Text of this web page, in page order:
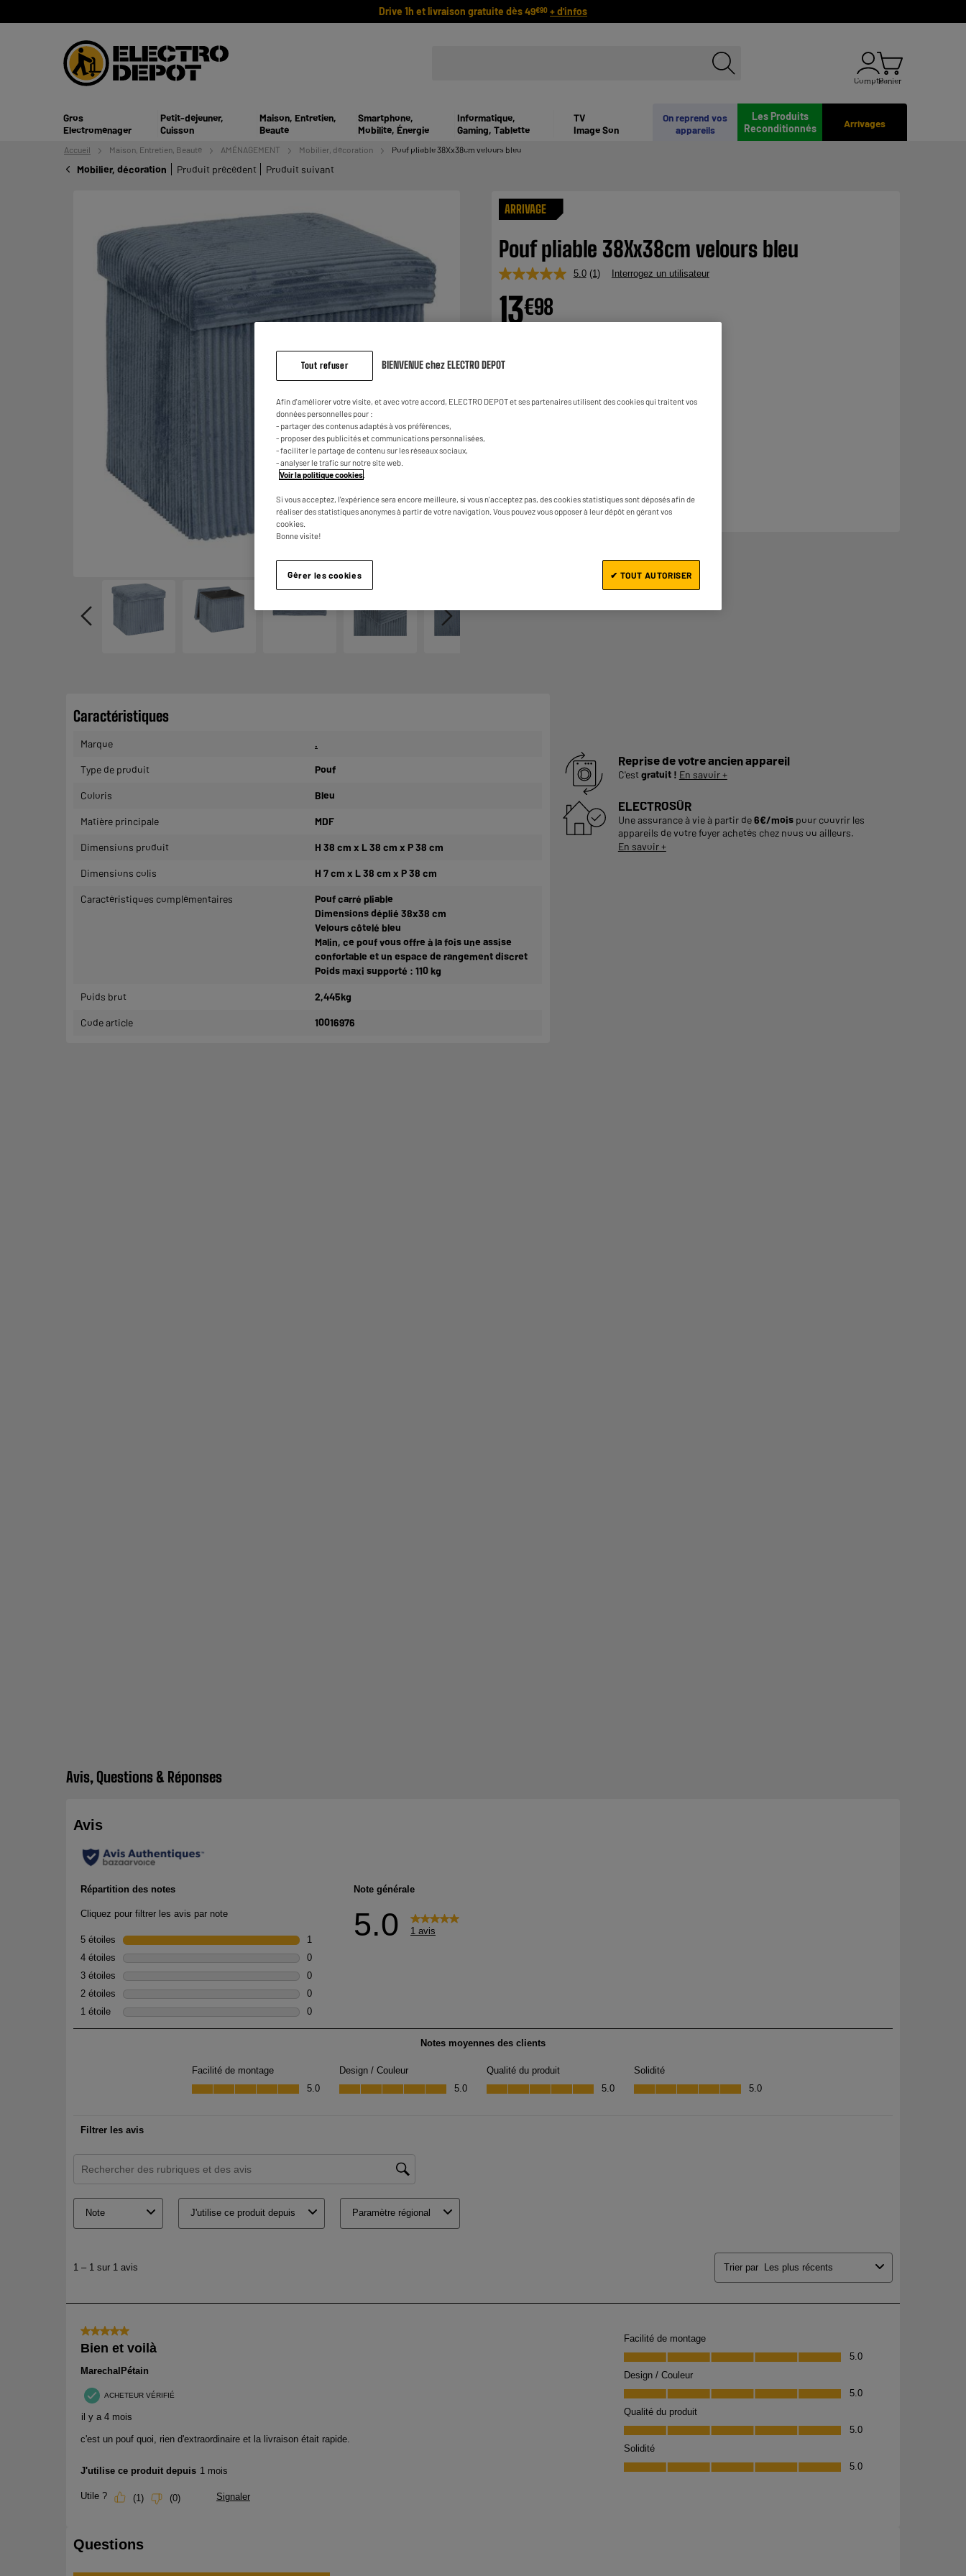
Drive 1h et livraison gratuite dès 49€90 + d'infos
ComptePanier
Arrivages
Les Produits
Reconditionnés
On reprend vos
appareils
Gros
Electroménager
Petit-déjeuner,
Cuisson
Maison, Entretien,
Beauté
Smartphone,
Mobilité, Énergie
Informatique,
Gaming, Tablette
TV
Image Son
Accueil Maison, Entretien, Beauté AMÉNAGEMENT Mobilier, décoration Pouf pliable 38Xx38cm velours bleu
Mobilier, décoration Produit précédent Produit suivant
ARRIVAGE
Pouf pliable 38Xx38cm velours bleu
5.0 Lire
sur
(1) Interrogez un utilisateur
13€98
Reprise de votre ancien appareil
C'estgratuit ! En savoir +
ELECTROSÛR
Une assurance à vie à partir de6€/moispour couvrir les
appareils de votre foyer achetés chez nous ou ailleurs.
En savoir +
Caractéristiques
Marque .
Type de produit Pouf
Coloris Bleu
Matière principale MDF
Dimensions produit H 38 cm x L 38 cm x P 38 cm
Dimensions colis H 7 cm x L 38 cm x P 38 cm
Caractéristiques complémentaires
Pouf carré pliable
Dimensions déplié 38x38 cm
Velours côtelé bleu
Malin, ce pouf vous offre à la fois une assise
confortable et un espace de rangement discret
Poids maxi supporté : 110 kg
Poids brut 2,445kg
Code article 10016976
Avis, Questions & Réponses
Tout refuser BIENVENUE chez ELECTRO DEPOT
Afin d'améliorer votre visite, et avec votre accord, ELECTRO DEPOT et ses partenaires utilisent des cookies qui traitent vos
données personnelles pour :
- partager des contenus adaptés à vos préférences,
- proposer des publicités et communications personnalisées,
- faciliter le partage de contenu sur les réseaux sociaux,
- analyser le trafic sur notre site web.
Voir la politique cookies
Si vous acceptez, l'expérience sera encore meilleure, si vous n'acceptez pas, des cookies statistiques sont déposés afin de
réaliser des statistiques anonymes à partir de votre navigation. Vous pouvez vous opposer à leur dépôt en gérant vos
cookies.
Bonne visite!
Gérer les cookies ✔ TOUT AUTORISER